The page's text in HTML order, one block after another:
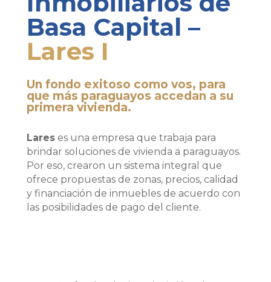
Basa Capital –
Lares I
Un fondo exitoso como vos, para
que más paraguayos accedan a su
primera vivienda.
Lares es una empresa que trabaja para
brindar soluciones de vivienda a paraguayos.
Por eso, crearon un sistema integral que
ofrece propuestas de zonas, precios, calidad
y financiación de inmuebles de acuerdo con
las posibilidades de pago del cliente.​